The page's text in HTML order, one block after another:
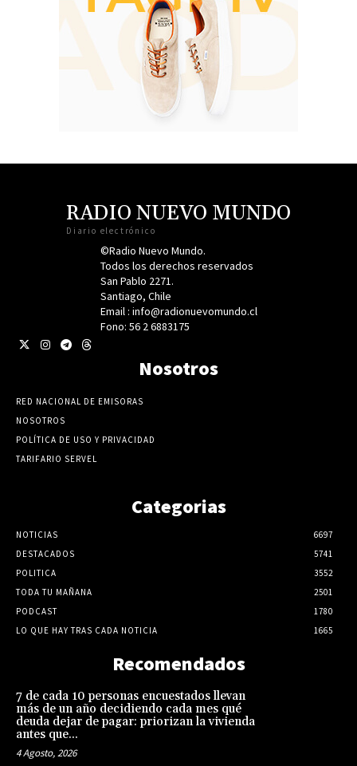
RADIO NUEVO MUNDO
Diario electrónico
©Radio Nuevo Mundo.
Todos los derechos reservados
San Pablo 2271.
Santiago, Chile
Email : info@radionuevomundo.cl
Fono: 56 2 6883175
Nosotros
RED NACIONAL DE EMISORAS
NOSOTROS
POLÍTICA DE USO Y PRIVACIDAD
TARIFARIO SERVEL
Categorias
NOTICIAS
6697
DESTACADOS
5741
POLITICA
3552
TODA TU MAÑANA
2501
PODCAST
1780
LO QUE HAY TRAS CADA NOTICIA
1665
Recomendados
7 de cada 10 personas encuestados llevan
más de un año decidiendo cada mes qué
deuda dejar de pagar: priorizan la vivienda
antes que...
4 Agosto, 2026